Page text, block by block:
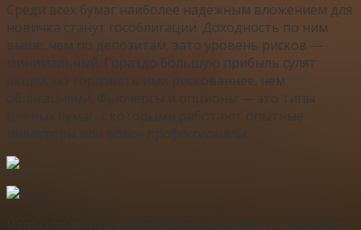
Среди всех бумаг наиболее надежным вложением для
новичка станут гособлигации. Доходность по ним
выше, чем по депозитам, зато уровень рисков —
минимальный. Гораздо большую прибыль сулят
акции, но торговать ими рискованнее, чем
облигациями. Фьючерсы и опционы — это типы
ценных бумаг, с которыми работают опытные
инвесторы или вовсе профессионалы.